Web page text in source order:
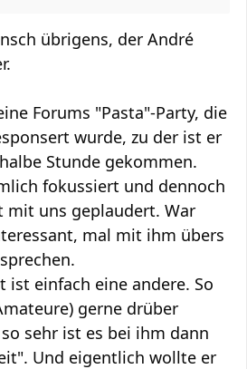
übrigens, der André
Forums "Pasta"-Party, die
wurde, zu der ist er
Stunde gekommen.
fokussiert und dennoch
mit uns geplaudert. War
mal mit ihm übers
ist einfach eine andere. So
gerne drüber
sehr ist es bei ihm dann
Und eigentlich wollte er